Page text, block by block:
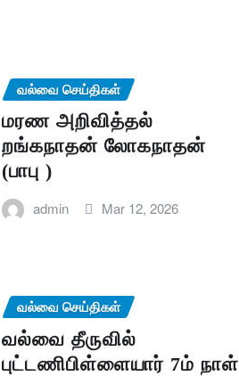
வல்வை செய்திகள்
மரண அறிவித்தல்
றங்கநாதன் லோகநாதன்
(பாபு )
admin Mar 12, 2026
வல்வை செய்திகள்
வல்வை தீருவில்
புட்டணிபிள்ளையார் 7ம் நாள்